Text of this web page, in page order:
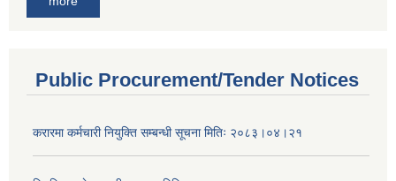
Public Procurement/Tender Notices
करारमा कर्मचारी नियुक्ति सम्बन्धी सूचना मितिः २०८३।०४।२१